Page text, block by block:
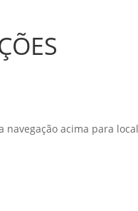
navegação acima para